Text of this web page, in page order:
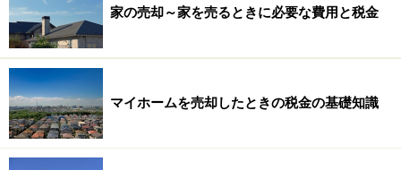
家の売却～家を売るときに必要な費用と税金
マイホームを売却したときの税金の基礎知識